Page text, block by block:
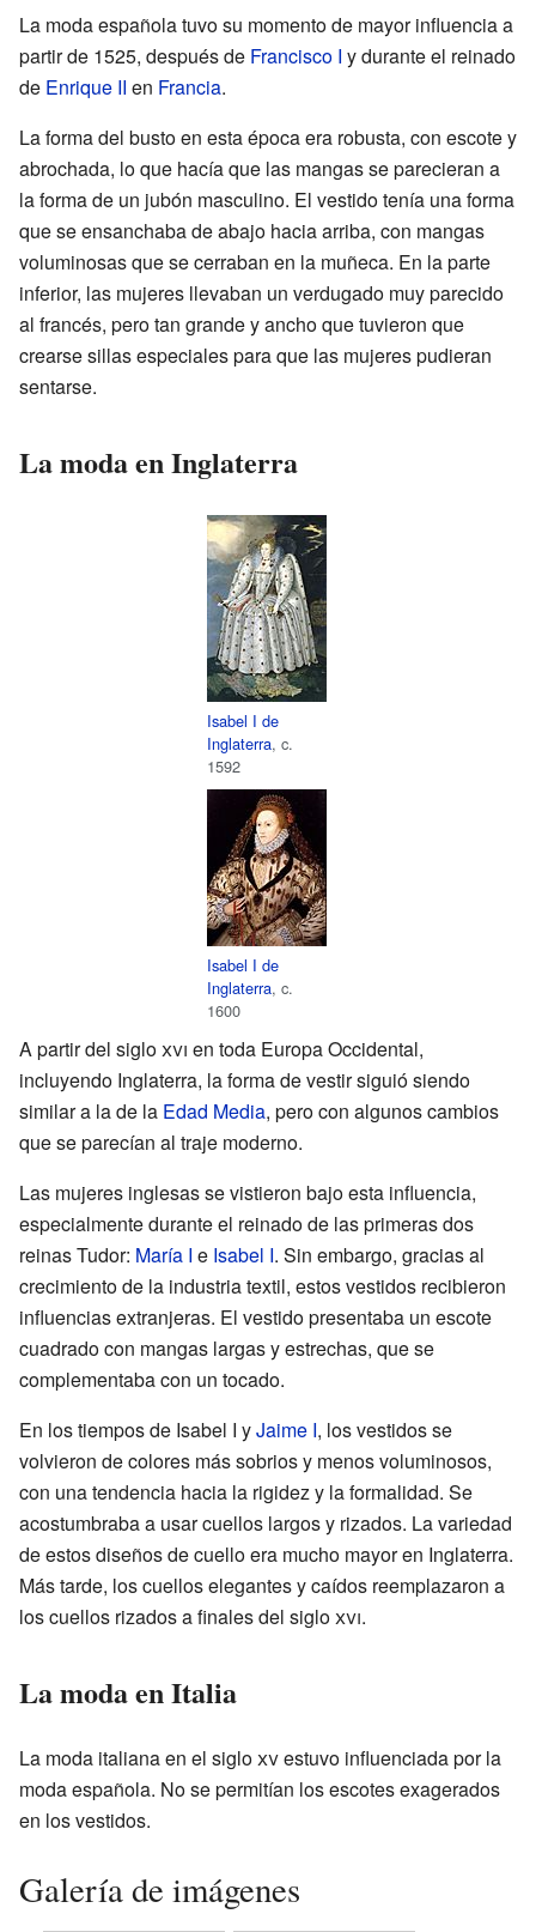
La moda española tuvo su momento de mayor influencia a
partir de 1525, después de Francisco I y durante el reinado
de Enrique II en Francia.
La forma del busto en esta época era robusta, con escote y
abrochada, lo que hacía que las mangas se parecieran a
la forma de un jubón masculino. El vestido tenía una forma
que se ensanchaba de abajo hacia arriba, con mangas
voluminosas que se cerraban en la muñeca. En la parte
inferior, las mujeres llevaban un verdugado muy parecido
al francés, pero tan grande y ancho que tuvieron que
crearse sillas especiales para que las mujeres pudieran
sentarse.
La moda en Inglaterra
Isabel I de
Inglaterra, c.
1592
Isabel I de
Inglaterra, c.
1600
A partir del sigloxvi en toda Europa Occidental,
incluyendo Inglaterra, la forma de vestir siguió siendo
similar a la de la Edad Media, pero con algunos cambios
que se parecían al traje moderno.
Las mujeres inglesas se vistieron bajo esta influencia,
especialmente durante el reinado de las primeras dos
reinas Tudor: María I e Isabel I. Sin embargo, gracias al
crecimiento de la industria textil, estos vestidos recibieron
influencias extranjeras. El vestido presentaba un escote
cuadrado con mangas largas y estrechas, que se
complementaba con un tocado.
En los tiempos de Isabel I yJaime I, los vestidos se
volvieron de colores más sobrios y menos voluminosos,
con una tendencia hacia la rigidez y la formalidad. Se
acostumbraba a usar cuellos largos y rizados. La variedad
de estos diseños de cuello era mucho mayor en Inglaterra.
Más tarde, los cuellos elegantes y caídos reemplazaron a
los cuellos rizados a finales del sigloxvi.
La moda en Italia
La moda italiana en el sigloxvestuvo influenciada por la
moda española. No se permitían los escotes exagerados
en los vestidos.
Galería de imágenes